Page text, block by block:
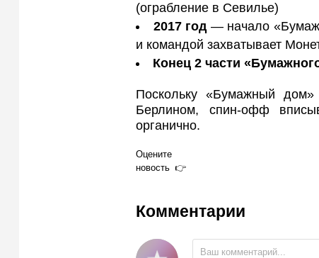
(ограбление в Севилье)
2017 год— начало
и командой захватывает
Конец 2 части
Поскольку «Бумажный
Берлином, спин-офф
органично.
Оцените
новость
Комментарии